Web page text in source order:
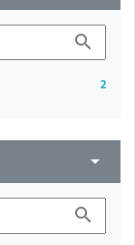
search
2
arrow_drop_down
search